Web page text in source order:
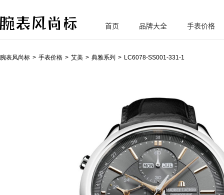
腕
首页 品牌大全 手表价格
腕表风尚标 手表价格 艾美 典雅系列 LC6078-SS001-331-1